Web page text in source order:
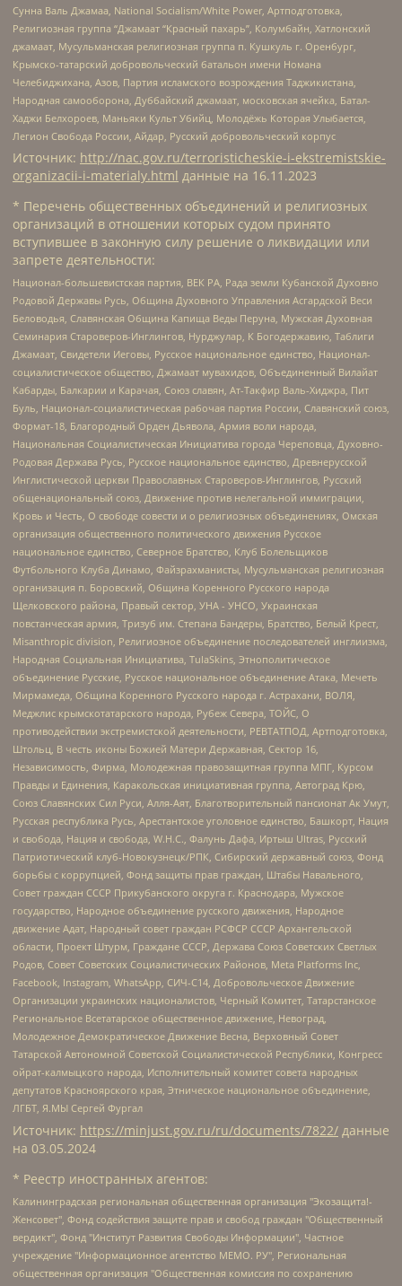
Сунна Валь Джамаа, National Socialism/White Power, Артподготовка,
Религиозная группа “Джамаат “Красный пахарь”, Колумбайн, Хатлонский
джамаат, Мусульманская религиозная группа п. Кушкуль г. Оренбург,
Крымско-татарский добровольческий батальон имени Номана
Челебиджихана, Азов, Партия исламского возрождения Таджикистана,
Народная самооборона, Дуббайский джамаат, московская ячейка, Батал-
Хаджи Белхороев, Маньяки Культ Убийц, Молодёжь Которая Улыбается,
Легион Свобода России, Айдар, Русский добровольческий корпус
Источник: http://nac.gov.ru/terroristicheskie-i-ekstremistskie-
organizacii-i-materialy.html данные на 16.11.2023
* Перечень общественных объединений и религиозных
организаций в отношении которых судом принято
вступившее в законную силу решение о ликвидации или
запрете деятельности:
Национал-большевистская партия, ВЕК РА, Рада земли Кубанской Духовно
Родовой Державы Русь, Община Духовного Управления Асгардской Веси
Беловодья, Славянская Община Капища Веды Перуна, Мужская Духовная
Семинария Староверов-Инглингов, Нурджулар, К Богодержавию, Таблиги
Джамаат, Свидетели Иеговы, Русское национальное единство, Национал-
социалистическое общество, Джамаат мувахидов, Объединенный Вилайат
Кабарды, Балкарии и Карачая, Союз славян, Ат-Такфир Валь-Хиджра, Пит
Буль, Национал-социалистическая рабочая партия России, Славянский союз,
Формат-18, Благородный Орден Дьявола, Армия воли народа,
Национальная Социалистическая Инициатива города Череповца, Духовно-
Родовая Держава Русь, Русское национальное единство, Древнерусской
Инглистической церкви Православных Староверов-Инглингов, Русский
общенациональный союз, Движение против нелегальной иммиграции,
Кровь и Честь, О свободе совести и о религиозных объединениях, Омская
организация общественного политического движения Русское
национальное единство, Северное Братство, Клуб Болельщиков
Футбольного Клуба Динамо, Файзрахманисты, Мусульманская религиозная
организация п. Боровский, Община Коренного Русского народа
Щелковского района, Правый сектор, УНА - УНСО, Украинская
повстанческая армия, Тризуб им. Степана Бандеры, Братство, Белый Крест,
Misanthropic division, Религиозное объединение последователей инглиизма,
Народная Социальная Инициатива, TulaSkins, Этнополитическое
объединение Русские, Русское национальное объединение Атака, Мечеть
Мирмамеда, Община Коренного Русского народа г. Астрахани, ВОЛЯ,
Меджлис крымскотатарского народа, Рубеж Севера, ТОЙС, О
противодействии экстремистской деятельности, РЕВТАТПОД, Артподготовка,
Штольц, В честь иконы Божией Матери Державная, Сектор 16,
Независимость, Фирма, Молодежная правозащитная группа МПГ, Курсом
Правды и Единения, Каракольская инициативная группа, Автоград Крю,
Союз Славянских Сил Руси, Алля-Аят, Благотворительный пансионат Ак Умут,
Русская республика Русь, Арестантское уголовное единство, Башкорт, Нация
и свобода, Нация и свобода, W.H.С., Фалунь Дафа, Иртыш Ultras, Русский
Патриотический клуб-Новокузнецк/РПК, Сибирский державный союз, Фонд
борьбы с коррупцией, Фонд защиты прав граждан, Штабы Навального,
Совет граждан СССР Прикубанского округа г. Краснодара, Мужское
государство, Народное объединение русского движения, Народное
движение Адат, Народный совет граждан РСФСР СССР Архангельской
области, Проект Штурм, Граждане СССР, Держава Союз Советских Светлых
Родов, Совет Советских Социалистических Районов, Meta Platforms Inc,
Facebook, Instagram, WhatsApp, СИЧ-С14, Добровольческое Движение
Организации украинских националистов, Черный Комитет, Татарстанское
Региональное Всетатарское общественное движение, Невоград,
Молодежное Демократическое Движение Весна, Верховный Совет
Татарской Автономной Советской Социалистической Республики, Конгресс
ойрат-калмыцкого народа, Исполнительный комитет совета народных
депутатов Красноярского края, Этническое национальное объединение,
ЛГБТ, Я.МЫ Сергей Фургал
Источник: https://minjust.gov.ru/ru/documents/7822/ данные
на 03.05.2024
* Реестр иностранных агентов:
Калининградская региональная общественная организация "Экозащита!-Женсовет", Фонд содействия защите прав и свобод граждан "Общественный вердикт", Фонд "Институт Развития Свободы Информации", Частное учреждение "Информационное агентство МЕМО. РУ", Региональная общественная организация "Общественная комиссия по сохранению наследия академика Сахарова", Фонд поддержки свободы прессы, Санкт-Петербургская общественная правозащитная организация "Гражданский контроль", Межрегиональная общественная организация "Информационно-просветительский центр "Мемориал", Региональный Фонд "Центр Защиты Прав Средств Массовой Информации", с 05.12.2023 Фонд "Центр Защиты Прав Средств массовой информации", Региональная общественная благотворительная организация помощи беженцам и мигрантам "Гражданское содействие", Негосударственное образовательное учреждение дополнительного профессионального образования (повышение квалификации) специалистов "АКАДЕМИЯ ПО ПРАВАМ ЧЕЛОВЕКА", Свердловская региональная общественная организация "Сутяжник", Автономная некоммерческая организация "Центр независимых социологических исследований", Союз общественных объединений "Российский исследовательский центр по правам человека", Региональное общественное учреждение научно-информационный центр "МЕМОРИАЛ", Некоммерческая организация "Фонд защиты гласности", Автономная некоммерческая организация "Институт прав человека", Городская общественная организация "Екатеринбургское общество "МЕМОРИАЛ", Городская общественная организация "Рязанское историко-просветительское и правозащитное общество "Мемориал" (Рязанский Мемориал), Челябинский региональный орган общественной самодеятельности – женское общественное объединение "Женщины Евразии", Челябинский региональный орган общественной самодеятельности "Уральская правозащитная группа", Фонд содействия защите здоровья и социальной справедливости имени Андрея Рылькова, Автономная Некоммерческая Организация "Аналитический Центр Юрия Левады", Автономная некоммерческая организация социальной поддержки населения "Проект Апрель", Региональная общественная организация помощи женщинам и детям, находящимся в кризисной ситуации "Информационно-методический центр "Анна", Фонд содействия развитию массовых коммуникаций и правовому просвещению "Так-так-Так", Фонд содействия устойчивому развитию "Серебряная тайга", Свердловский региональный общественный фонд социальных проектов "Новое время", "Idel.Реалии", Кавказ.Реалии, Крым.Реалии, Телеканал Настоящее Время, Татаро-башкирская служба Радио Свобода (Azatliq Radiosi), Радио Свободная Европа/Радио Свобода (PCE/PC), "Сибирь.Реалии", "Фактограф", Благотворительный фонд помощи осужденным и их семьям, Автономная некоммерческая организация "Институт глобализации и социальных движений", Фонд "В защиту прав заключенных", Частное учреждение "Центр поддержки и содействия развитию средств массовой информации", Пензенский региональный общественный благотворительный фонд "Гражданский союз", "Север.Реалии", Некоммерческая организация Фонд "Правовая инициатива", Общество с ограниченной ответственностью "Радио Свободная Европа/Радио Свобода", Чешское информационное агентство "MEDIUM-ORIENT", Красноярская региональная общественная организация "Мы против СПИДа", Камалягин Денис Николаевич, Маркелов Сергей Евгеньевич, Пономарев Лев Александрович, Савицкая Людмила Алексеевна, Автономная некоммерческая организация "Центр по работе с проблемой насилия "НАСИЛИЮ.НЕТ", Межрегиональный профессиональный союз работников здравоохранения "Альянс врачей", Юридическое лицо, зарегистрированное в Латвийской Республике, SIA "Medusa Project" (регистрационный номер 40103797863, дата регистрации 10.06.2014), Некоммерческая организация "Фонд по борьбе с коррупцией", Автономная некоммерческая организация "Институт права и публичной политики", Баданин Роман Сергеевич, Гликин Максим Александрович, Железнова Мария Михайловна, Лукьянова Юлия Сергеевна, Маетная Елизавета Витальевна, Маняхин Петр Борисович, Чуракова Ольга Владимировна, Ярош Юлия Петровна, Юридическое лицо "The Insider SIA", зарегистрированное в Риге, Латвийская Республика (дата регистрации 26.06.2015), являющееся администратором доменного имени интернет-издания "The Insider SIA", https://theins.ru, Постернак Алексей Евгеньевич, Рубин Михаил Аркадьевич, Анин Роман Александрович, Юридическое лицо Istories fonds, зарегистрированное в Латвийской Республике (регистрационный номер 50008295751, дата регистрации 24.02.2020), Великовский Дмитрий Александрович, Долинина Ирина Николаевна, Мароховская Алеся Алексеевна, Шлейнов Роман Юрьевич, Шмагун Олеся Валентиновна, Общество с ограниченной ответственностью "Альтаир 2021", Общество с ограниченной ответственностью "Вега 2021", Общество с ограниченной ответственностью "Главный редактор 2021", Общество с ограниченной ответственностью "Ромашки монолит", Важенков Артем Валерьевич, Ивановская областная общественная организация "Центр гендерных исследований", Гурман Юрий Альбертович, Медиапроект "ОВД-Инфо", Егоров Владимир Владимирович, Жилинский Владимир Александрович, Общество с ограниченной ответственностью "ЗП", Иванова София Юрьевна, Карезина Инна Павловна, Кильтау Екатерина Викторовна, Петров Алексей Викторович, Пискунов Сергей Евгеньевич, Смирнов Сергей Сергеевич, Тихонов Михаил Сергеевич, Общество с ограниченной ответственностью "ЖУРНАЛИСТ-ИНОСТРАННЫЙ АГЕНТ", Арапова Галина Юрьевна, Вольтская Татьяна Анатольевна, Американская компания "Mason G.E.S. Anonymous Foundation" (США), являющаяся владельцем интернет-издания https://mnews.world/, Компания "Stichting Bellingcat", зарегистрированная в Нидерландах (дата регистрации 11.07.2018), Захаров Андрей Вячеславович, Клепиковская Екатерина Дмитриевна, Общество с ограниченной ответственностью "МЕМО", Перл Роман Александрович, Симонов Евгений Алексеевич, Соловьева Елена Анатольевна, Сотников Даниил Владимирович, Сурначева Елизавета Дмитриевна, Автономная некоммерческая организация по защите прав человека и информированию населения "Якутия – Наше Мнение", Общество с ограниченной ответственностью "Москоу диджитал медиа", с 26.01.2023 Общество с ограниченной ответственностью "Чайка Белые сады", Ветошкина Валерия Валерьевна, Заговора Максим Александрович, Межрегиональное общественное движение "Российская ЛГБТ - сеть", Оленичев Максим Владимирович, Павлов Иван Юрьевич, Скворцова Елена Сергеевна, Общество с ограниченной ответственностью "Как бы инагент", Кочетков Игорь Викторович, Общество с ограниченной ответственностью "Честные выборы", Еланчик Олег Александрович, Общество с ограниченной ответственностью "Нобелевский призыв", Гималова Регина Эмилевна, Григорьев Андрей Валерьевич, Григорьева Алина Александровна, Ассоциация по содействию защите прав призывников, альтернативнослужащих и военнослужащих "Правозащитная группа "Гражданин.Армия.Право", Хисамова Регина Фаритовна, Автономная некоммерческая организация по реализации социально-правовых программ "Лилит", Дальневосточное общественное движение "Маяк", Санкт-Петербургская ЛГБТ-инициативная группа "Выход", Инициативная группа ЛГБТ+ "Реверс", Алексеев Андрей Викторович, Бекбулатова Таисия Львовна, Беляев Иван Михайлович, Владыкина Елена Сергеевна, Гельман Марат Александрович, Никульшина Вероника Юрьевна, Толоконникова Надежда Андреевна, Шендерович Виктор Анатольевич, Общество с ограниченной ответственностью "Данное сообщение", Общество с ограниченной ответственностью Издательский дом "Новая глава", Айнбиндер Александра Александровна, Московский комьюнити-центр для ЛГБТ+инициатив, Благотворительный фонд развития филантропии, Deutsche Welle (Германия, Kurt-Schumacher-Strasse 3, 53113 Bonn), Борзунова Мария Михайловна, Воробьев Виктор Викторович, Голубева Анна Львовна, Константинова Алла Михайловна, Малкова Ирина Владимировна, Мурадов Мурад Абдулгалимович, Осетинская Елизавета Николаевна, Понасенков Евгений Николаевич, Ганапольский Матвей Юрьевич, Киселев Евгений Алексеевич, Борухович Ирина Григорьевна, Дремин Иван Тимофеевич, Дубровский Дмитрий Викторович, Красноярская региональная общественная организация поддержки и развития альтернативных образовательных технологий и межкультурных коммуникаций "ИНТЕРРА", Маяковская Екатерина Алексеевна, Фейгин Марк Захарович, Филимонов Андрей Викторович, Дзугкоева Регина Николаевна, Доброхотов Роман Александрович, Дудь Юрий Александрович, Елкин Сергей Владимирович, Кругликов Кирилл Игоревич, Сабунаева Мария Леонидовна, Семенов Алексей Владимирович, Шаинян Карен Багратович, Шульман Екатерина Михайловна, Асафьев Артур Валерьевич, Вахштайн Виктор Семенович, Венедиктов Алексей Алексеевич, Лушникова Екатерина Евгеньевна, Волков Леонид Михайлович, Невзоров Александр Глебович, Пархоменко Сергей Борисович, Сироткин Ярослав Николаевич, Кара-Мурза Владимир Владимирович, Баранова Наталья Владимировна, Гозман Леонид Яковлевич, Кагарлицкий Борис Юльевич, Климарев Михаил Валерьевич, Милов Владимир Станиславович, Автономная некоммерческая организация Краснодарский центр современного искусства "Типография", Моргенштерн Алишер Тагирович, Соболь Любовь Эдуардовна, Общество с ограниченной ответственностью "ЛИЗА НОРМ", Каспаров Гарри Кимович, Ходорковский Михаил Борисович, Общество с ограниченной ответственностью "Апрельские тезисы", Данилович Ирина Брониславовна, Кашин Олег Владимирович, Петров Николай Владимирович, Пивоваров Алексей Владимирович, Соколов Михаил Владимирович, Цветкова Юлия Владимировна, Чичваркин Евгений Александрович, Комитет против пыток/Команда против пыток, Общество с ограниченной ответственностью "Первый научный", Общество с ограниченной ответственностью "Вертолет и ко", Белоцерковская Вероника Борисовна, Кац Максим Евгеньевич, Лазарева Татьяна Юрьевна, Шаведдинов Руслан Табризович, Яшин Илья Валерьевич, Общество с ограниченной ответственностью "Иноагент ААВ", Алешковский Дмитрий Петрович, Альбац Евгения Марковна, Быков Дмитрий Львович, Галямина Юлия Евгеньевна, Лойко Сергей Леонидович, Мартынов Кирилл Константинович, Медведев Сергей Александрович, Крашенинников Федор Геннадиевич, Гордеева Катерина Вл